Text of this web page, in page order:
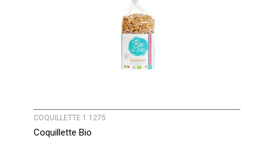
COQUILLETTE 1 1275
Coquillette Bio